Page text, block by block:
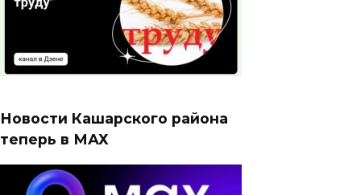
Новости Кашарского района
теперь в МАХ